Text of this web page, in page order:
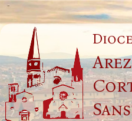
Skip
to
content